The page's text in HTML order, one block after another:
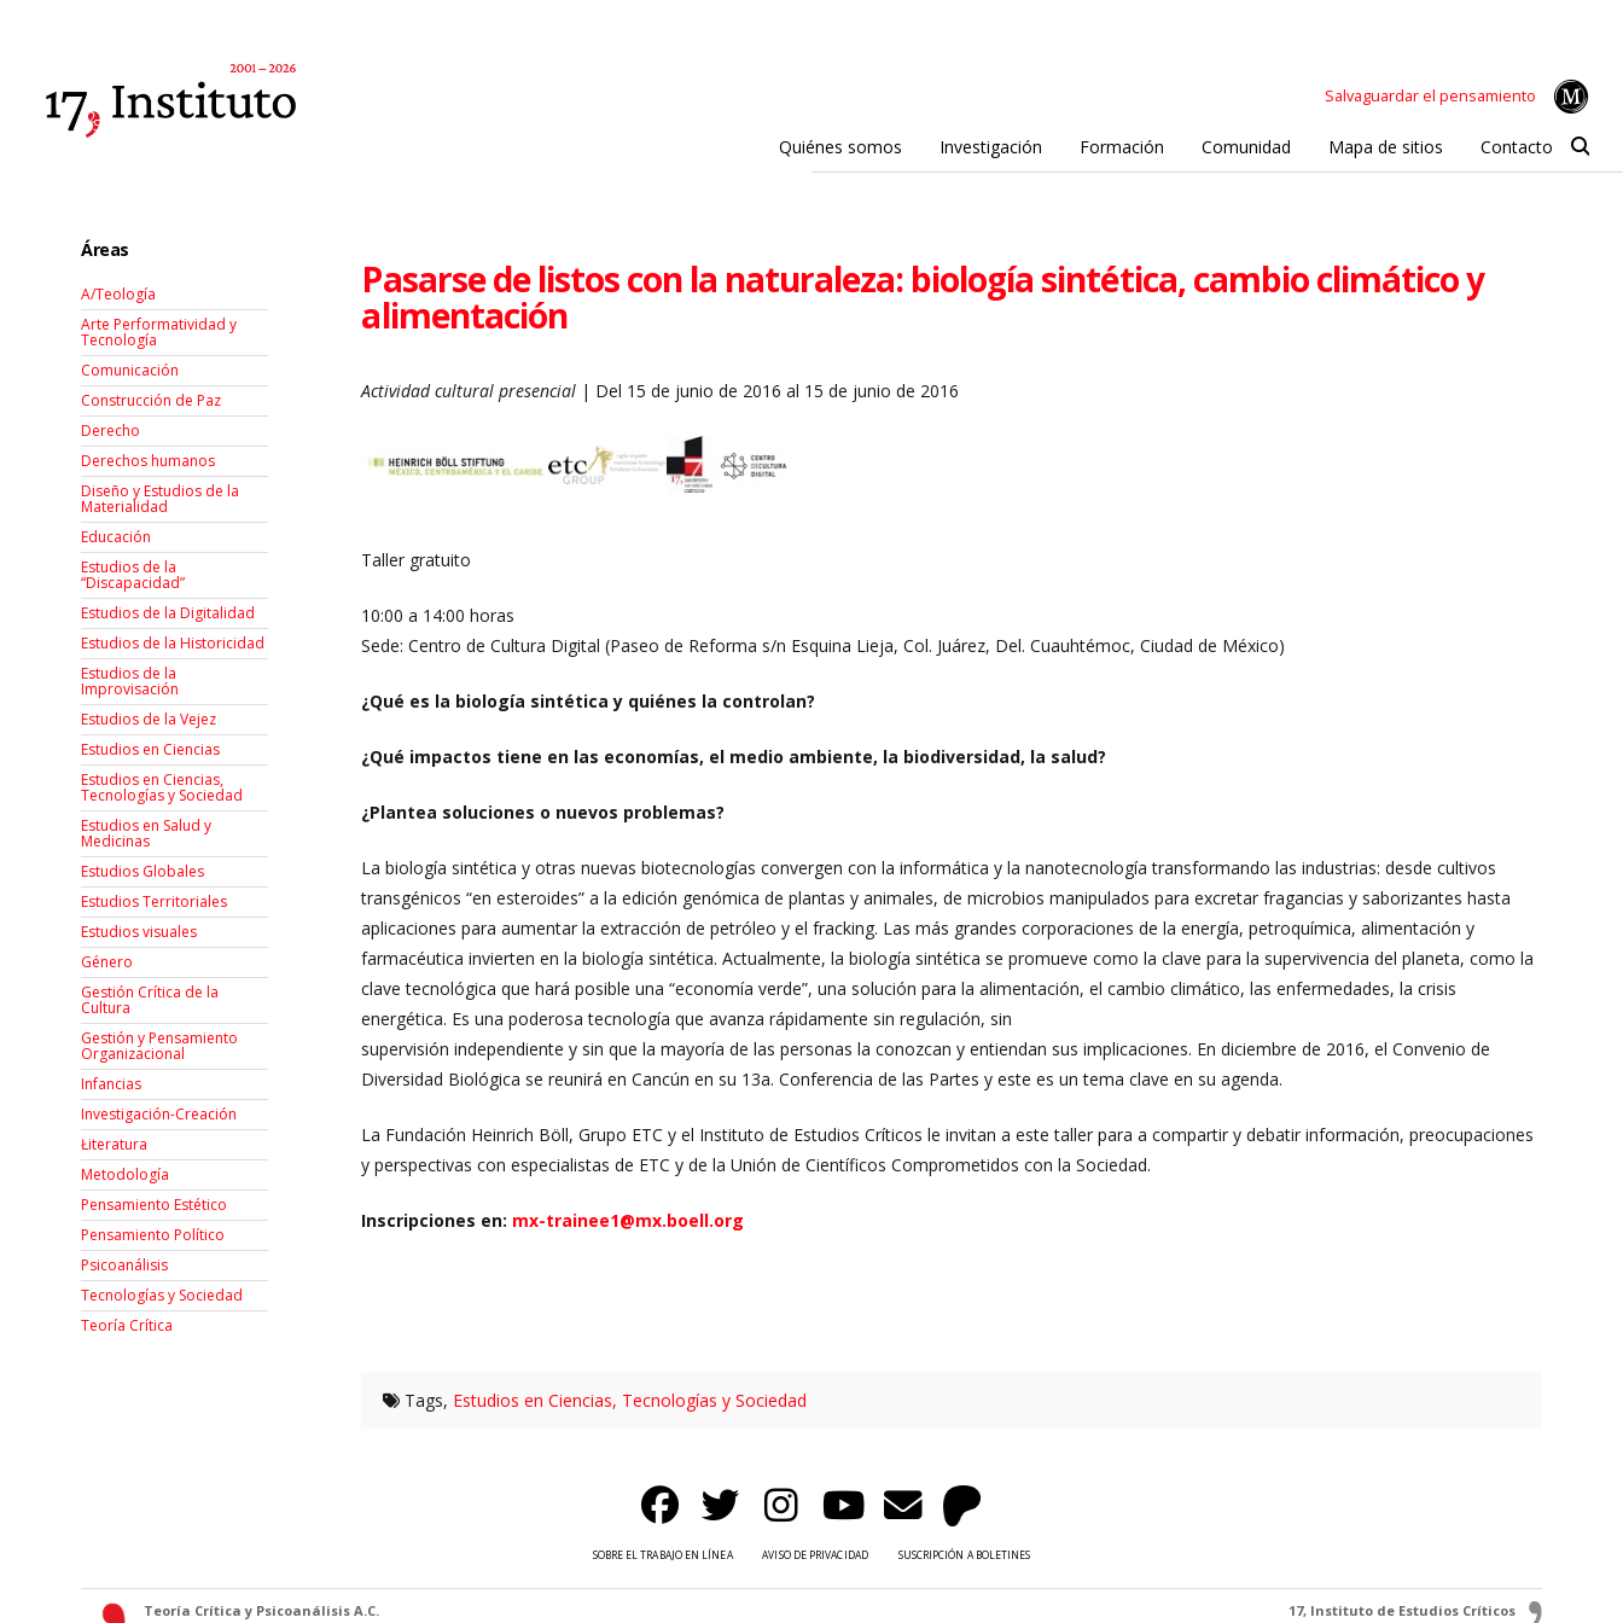
Salvaguardar el pensamiento
Quiénes somos Investigación Formación Comunidad Mapa de sitios Contacto
Pasarse de listos con la naturaleza: biología sintética, cambio climático y
alimentación
Actividad cultural presencial | Del 15 de junio de 2016 al 15 de junio de 2016
Taller gratuito
10:00 a 14:00 horas
Sede: Centro de Cultura Digital (Paseo de Reforma s/n Esquina Lieja, Col. Juárez, Del. Cuauhtémoc, Ciudad de México)
¿Qué es la biología sintética y quiénes la controlan?
¿Qué impactos tiene en las economías, el medio ambiente, la biodiversidad, la salud?
¿Plantea soluciones o nuevos problemas?
La biología sintética y otras nuevas biotecnologías convergen con la informática y la nanotecnología transformando las industrias: desde cultivos
transgénicos “en esteroides” a la edición genómica de plantas y animales, de microbios manipulados para excretar fragancias y saborizantes hasta
aplicaciones para aumentar la extracción de petróleo y el fracking. Las más grandes corporaciones de la energía, petroquímica, alimentación y
farmacéutica invierten en la biología sintética. Actualmente, la biología sintética se promueve como la clave para la supervivencia del planeta, como la
clave tecnológica que hará posible una “economía verde”, una solución para la alimentación, el cambio climático, las enfermedades, la crisis
energética. Es una poderosa tecnología que avanza rápidamente sin regulación, sin
supervisión independiente y sin que la mayoría de las personas la conozcan y entiendan sus implicaciones. En diciembre de 2016, el Convenio de
Diversidad Biológica se reunirá en Cancún en su 13a. Conferencia de las Partes y este es un tema clave en su agenda.
La Fundación Heinrich Böll, Grupo ETC y el Instituto de Estudios Críticos le invitan a este taller para a compartir y debatir información, preocupaciones
y perspectivas con especialistas de ETC y de la Unión de Científicos Comprometidos con la Sociedad.
Inscripciones en: mx-trainee1@mx.boell.org
Tags, Estudios en Ciencias, Tecnologías y Sociedad
Áreas
A/Teología
Arte Performatividad y
Tecnología
Comunicación
Construcción de Paz
Derecho
Derechos humanos
Diseño y Estudios de la
Materialidad
Educación
Estudios de la
“Discapacidad”
Estudios de la Digitalidad
Estudios de la Historicidad
Estudios de la
Improvisación
Estudios de la Vejez
Estudios en Ciencias
Estudios en Ciencias,
Tecnologías y Sociedad
Estudios en Salud y
Medicinas
Estudios Globales
Estudios Territoriales
Estudios visuales
Género
Gestión Crítica de la
Cultura
Gestión y Pensamiento
Organizacional
Infancias
Investigación-Creación
Łiteratura
Metodología
Pensamiento Estético
Pensamiento Político
Psicoanálisis
Tecnologías y Sociedad
Teoría Crítica
SOBRE EL TRABAJO EN LÍNEA AVISO DE PRIVACIDAD SUSCRIPCIÓN A BOLETINES
Teoría Crítica y Psicoanálisis A.C. 17, Instituto de Estudios Críticos